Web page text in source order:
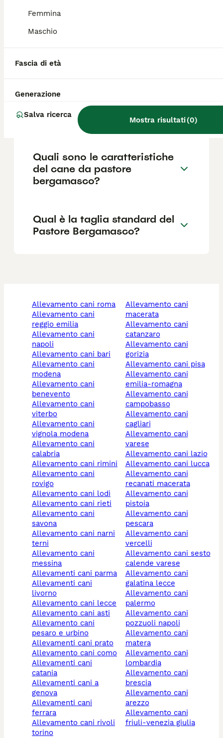
Femmina
Maschio
Fascia di età
Generazione
Salva ricerca
Mostra risultati(0)
cresce continuamente formando le
Pastore Bergamasco?
Qual è il carattere del cane
da pastore bergamasco?
Quali sono le caratteristiche
del cane da pastore
bergamasco?
Qual è la taglia standard del
Pastore Bergamasco?
allevamento cani roma
allevamento cani
reggio emilia
allevamento cani
napoli
allevamento cani bari
allevamento cani
modena
allevamento cani
benevento
allevamento cani
viterbo
allevamento cani
vignola modena
allevamento cani
calabria
allevamento cani rimini
allevamento cani
rovigo
allevamento cani lodi
allevamento cani rieti
allevamento cani
savona
allevamento cani narni
terni
allevamento cani
messina
allevamenti cani parma
allevamenti cani
livorno
allevamento cani lecce
allevamento cani asti
allevamento cani
pesaro e urbino
allevamenti cani prato
allevamento cani como
allevamenti cani
catania
allevamenti cani a
genova
allevamenti cani
ferrara
allevamento cani rivoli
torino
allevamento cani
macerata
allevamento cani
catanzaro
allevamento cani
gorizia
allevamento cani pisa
allevamento cani
emilia-romagna
allevamento cani
campobasso
allevamento cani
cagliari
allevamento cani
varese
allevamento cani lazio
allevamento cani lucca
allevamento cani
recanati macerata
allevamento cani
pistoia
allevamento cani
pescara
allevamento cani
vercelli
allevamento cani sesto
calende varese
allevamento cani
galatina lecce
allevamento cani
palermo
allevamento cani
pozzuoli napoli
allevamento cani
matera
allevamento cani
lombardia
allevamento cani
brescia
allevamento cani
arezzo
allevamento cani
friuli-venezia giulia